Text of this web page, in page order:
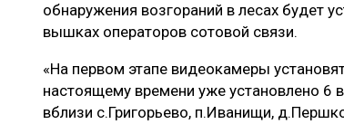
ЭКСПЕРТНОЕ МНЕНИЕ
обнаружения возгораний в лесах будет
вышках операторов сотовой связи.
«На первом этапе видеокамеры
настоящему времени уже установлено 6
вблизи с.Григорьево, п.Иванищи,